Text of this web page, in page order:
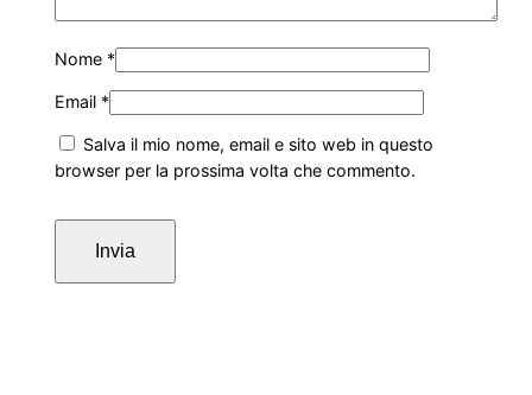
Nome *
Email *
Salva il mio nome, email e sito web in questo
browser per la prossima volta che commento.